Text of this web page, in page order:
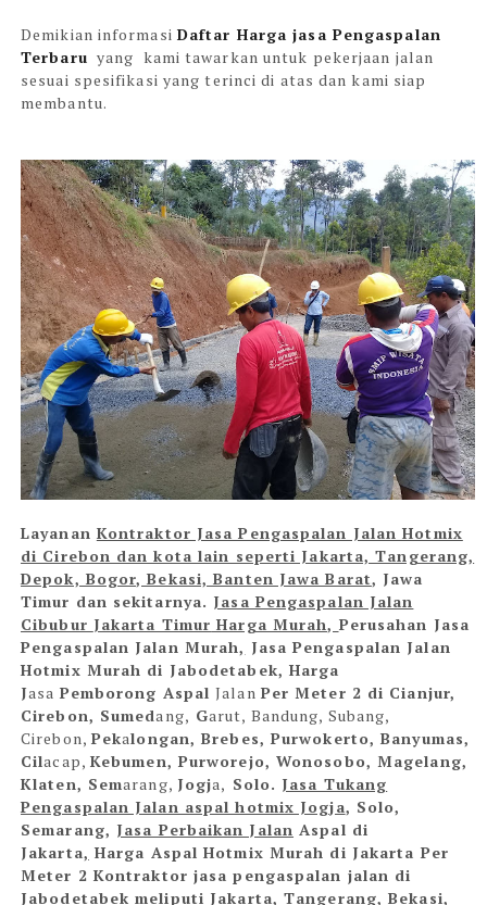
Demikian informasi Daftar Harga jasa Pengaspalan
Terbaru yang kami tawarkan untuk pekerjaan jalan
sesuai spesifikasi yang terinci di atas dan kami siap
membantu.
Layanan Kontraktor Jasa Pengaspalan Jalan Hotmix
di Cirebon dan kota lain seperti Jakarta, Tangerang,
Depok, Bogor, Bekasi, Banten Jawa Barat, Jawa
Timur dan sekitarnya. Jasa Pengaspalan Jalan
Cibubur Jakarta Timur Harga Murah, Perusahan Jasa
Pengaspalan Jalan Murah, Jasa Pengaspalan Jalan
Hotmix Murah di Jabodetabek, Harga
Jasa Pemborong AspalJalan Per Meter 2 di Cianjur,
Cirebon, Sumedang, Garut, Bandung, Subang,
Cirebon, Pekalongan, Brebes, Purwokerto, Banyumas,
Cilacap, Kebumen, Purworejo, Wonosobo, Magelang,
Klaten, Semarang, Jogja, Solo. Jasa Tukang
Pengaspalan Jalan aspal hotmix Jogja, Solo,
Semarang, Jasa Perbaikan Jalan Aspal di
Jakarta, Harga Aspal Hotmix Murah di Jakarta Per
Meter 2 Kontraktor jasa pengaspalan jalan di
Jabodetabek meliputi Jakarta, Tangerang, Bekasi,